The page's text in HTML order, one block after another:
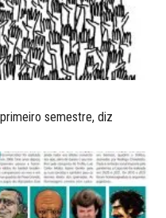
semestre, diz